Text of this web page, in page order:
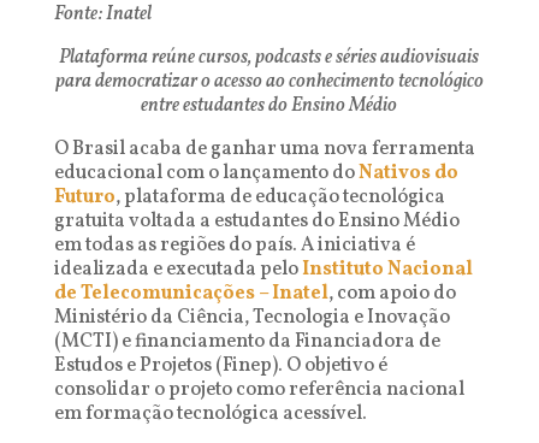
Fonte: Inatel
Plataforma reúne cursos, podcasts e séries audiovisuais
para democratizar o acesso ao conhecimento tecnológico
entre estudantes do Ensino Médio
O Brasil acaba de ganhar uma nova ferramenta
educacional com o lançamento doNativos do
Futuro, plataforma de educação tecnológica
gratuita voltada a estudantes do Ensino Médio
em todas as regiões do país. A iniciativa é
idealizada e executada peloInstituto Nacional
de Telecomunicações – Inatel, com apoio do
Ministério da Ciência, Tecnologia e Inovação
(MCTI) e financiamento da Financiadora de
Estudos e Projetos (Finep). O objetivo é
consolidar o projeto como referência nacional
em formação tecnológica acessível.